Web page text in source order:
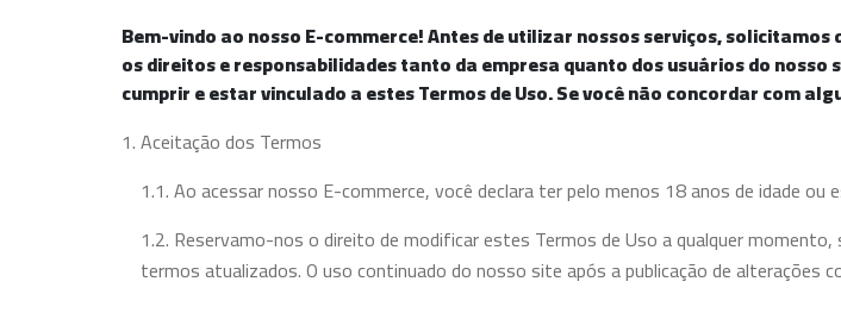
Bem-vindo ao nosso E-commerce! Antes de utilizar nossos serviços,
os direitos e responsabilidades tanto da empresa quanto dos usuários do
cumprir e estar vinculado a estes Termos de Uso. Se você não concordar com
1. Aceitação dos Termos
1.1. Ao acessar nosso E-commerce, você declara ter pelo menos 18 anos de idade
1.2. Reservamo-nos o direito de modificar estes Termos de Uso a qualquer
termos atualizados. O uso continuado do nosso site após a publicação de alterações